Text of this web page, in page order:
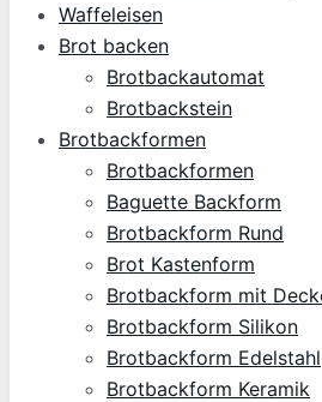
Waffeleisen
Brot backen
Brotbackautomat
Brotbackstein
Brotbackformen
Brotbackformen
Baguette Backform
Brotbackform Rund
Brot Kastenform
Brotbackform mit
Brotbackform Silikon
Brotbackform Edelstahl
Brotbackform Keramik